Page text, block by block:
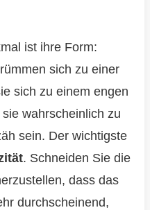
ist ihre Form:
sich zu einer
sich zu einem engen
wahrscheinlich zu
sein. Der wichtigste
. Schneiden Sie die
dass das
durchscheinend,